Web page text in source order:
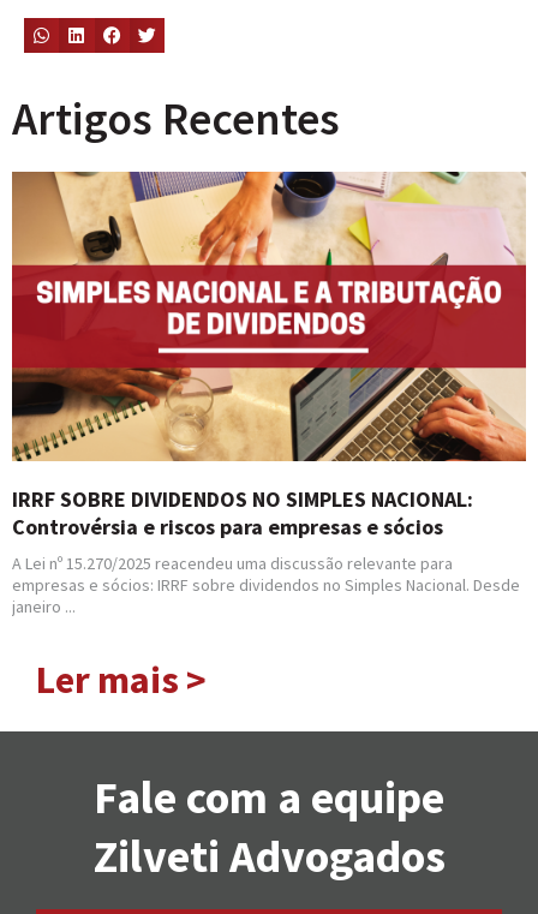
Artigos Recentes
IRRF SOBRE DIVIDENDOS NO SIMPLES NACIONAL:
Controvérsia e riscos para empresas e sócios
A Lei nº 15.270/2025 reacendeu uma discussão relevante para
empresas e sócios: IRRF sobre dividendos no Simples Nacional. Desde
janeiro ...
Ler mais >
Fale com a equipe
Zilveti Advogados